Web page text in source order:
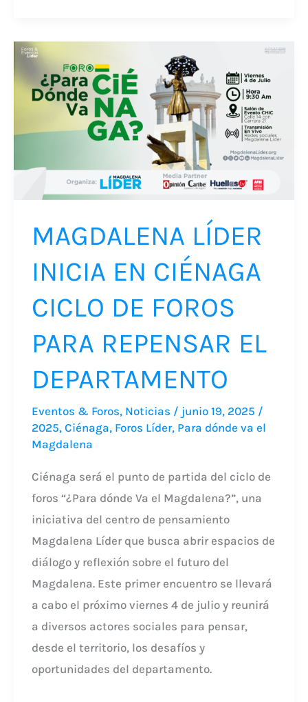
MAGDALENA LÍDER
INICIA EN CIÉNAGA
CICLO DE FOROS
PARA REPENSAR EL
DEPARTAMENTO
Eventos & Foros, Noticias / junio 19, 2025 /
2025, Ciénaga, Foros Líder, Para dónde va el
Magdalena
Ciénaga será el punto de partida del ciclo de
foros “¿Para dónde Va el Magdalena?”, una
iniciativa del centro de pensamiento
Magdalena Líder que busca abrir espacios de
diálogo y reflexión sobre el futuro del
Magdalena. Este primer encuentro se llevará
a cabo el próximo viernes 4 de julio y reunirá
a diversos actores sociales para pensar,
desde el territorio, los desafíos y
oportunidades del departamento.
MAGDALENA
LÍDER
INICIA
CIÉNAGA
FOROS
REPENSAR
EL